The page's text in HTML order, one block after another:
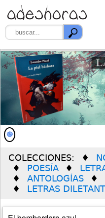
COLECCIONES:
POESÍA
ANTOLOGÍAS
LETRAS